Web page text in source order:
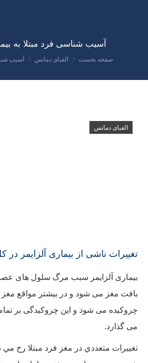
آسیب شناسی فرد مبتلا به
مکان شما:
صفحه نخست الفبای دمانس آسیب
الفبای دمانس
تغییرات ناشی از بیماری آلزایمر در
بیماری آلزایمر سبب مرگ سلول های
بافت مغز می شود و در بیشتر مواقع
چروکیده می شود و این چروکیدگی بر
می گذارد.
تغييرات متعددي در مغز فرد مبتلا رخ